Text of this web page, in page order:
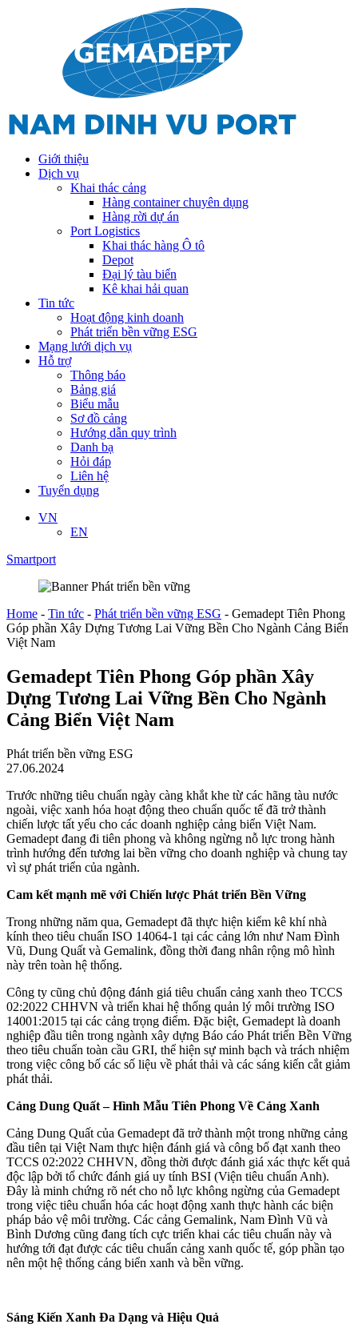
Giới thiệu
Dịch vụ
Khai thác cảng
Hàng container chuyên dụng
Hàng rời dự án
Port Logistics
Khai thác hàng Ô tô
Depot
Đại lý tàu biển
Kê khai hải quan
Tin tức
Hoạt động kinh doanh
Phát triển bền vững ESG
Mạng lưới dịch vụ
Hỗ trợ
Thông báo
Bảng giá
Biểu mẫu
Sơ đồ cảng
Hướng dẫn quy trình
Danh bạ
Hỏi đáp
Liên hệ
Tuyển dụng
VN
EN
Smartport
Home - Tin tức - Phát triển bền vững ESG - Gemadept Tiên Phong
Góp phần Xây Dựng Tương Lai Vững Bền Cho Ngành Cảng Biển
Việt Nam
Gemadept Tiên Phong Góp phần Xây
Dựng Tương Lai Vững Bền Cho Ngành
Cảng Biển Việt Nam
Phát triển bền vững ESG
27.06.2024
Trước những tiêu chuẩn ngày càng khắt khe từ các hãng tàu nước
ngoài, việc xanh hóa hoạt động theo chuẩn quốc tế đã trở thành
chiến lược tất yếu cho các doanh nghiệp cảng biển Việt Nam.
Gemadept đang đi tiên phong và không ngừng nỗ lực trong hành
trình hướng đến tương lai bền vững cho doanh nghiệp và chung tay
vì sự phát triển của ngành.
Cam kết mạnh mẽ với Chiến lược Phát triển Bền Vững
Trong những năm qua, Gemadept đã thực hiện kiểm kê khí nhà
kính theo tiêu chuẩn ISO 14064-1 tại các cảng lớn như Nam Đình
Vũ, Dung Quất và Gemalink, đồng thời đang nhân rộng mô hình
này trên toàn hệ thống.
Công ty cũng chủ động đánh giá tiêu chuẩn cảng xanh theo TCCS
02:2022 CHHVN và triển khai hệ thống quản lý môi trường ISO
14001:2015 tại các cảng trọng điểm. Đặc biệt, Gemadept là doanh
nghiệp đầu tiên trong ngành xây dựng Báo cáo Phát triển Bền Vững
theo tiêu chuẩn toàn cầu GRI, thể hiện sự minh bạch và trách nhiệm
trong việc công bố các số liệu về phát thải và các sáng kiến cắt giảm
phát thải.
Cảng Dung Quất – Hình Mẫu Tiên Phong Về Cảng Xanh
Cảng Dung Quất của Gemadept đã trở thành một trong những cảng
đầu tiên tại Việt Nam thực hiện đánh giá và công bố đạt xanh theo
TCCS 02:2022 CHHVN, đồng thời được đánh giá xác thực kết quả
độc lập bởi tổ chức đánh giá uy tính BSI (Viện tiêu chuẩn Anh).
Đây là minh chứng rõ nét cho nỗ lực không ngừng của Gemadept
trong việc tiêu chuẩn hóa các hoạt động xanh thực hành các biện
pháp bảo vệ môi trường. Các cảng Gemalink, Nam Đình Vũ và
Bình Dương cũng đang tích cực triển khai các tiêu chuẩn này và
hướng tới đạt được các tiêu chuẩn cảng xanh quốc tế, góp phần tạo
nên một hệ thống cảng biển xanh và bền vững.
Sáng Kiến Xanh Đa Dạng và Hiệu Quả